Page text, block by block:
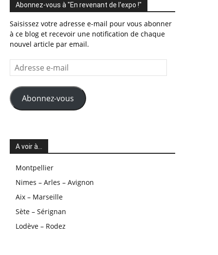
Abonnez-vous à "En revenant de l'expo !"
Saisissez votre adresse e-mail pour vous abonner
à ce blog et recevoir une notification de chaque
nouvel article par email.
Adresse
e-
mail
Abonnez-vous
A voir à…
Montpellier
Nimes – Arles – Avignon
Aix – Marseille
Sète – Sérignan
Lodève – Rodez